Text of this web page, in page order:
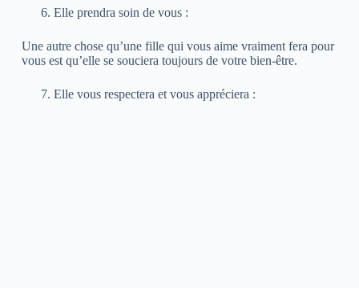
Elle prendra soin de vous :
Une autre chose qu’une fille qui vous aime vraiment fera pour
vous est qu’elle se souciera toujours de votre bien-être.
Elle vous respectera et vous appréciera :